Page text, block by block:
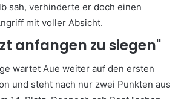
sah, verhinderte er doch einen
mit voller Absicht.
anfangen zu siegen"
wartet Aue weiter auf den ersten
und steht nach nur zwei Punkten aus